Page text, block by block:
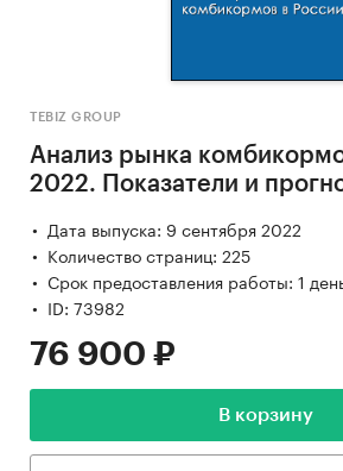
TEBIZ GROUP
Анализ рынка
2022. Показатели и
Дата выпуска: 9 сентября 2022
Количество страниц: 225
Срок предоставления работы: 1
ID: 73982
76 900 ₽
В корзину